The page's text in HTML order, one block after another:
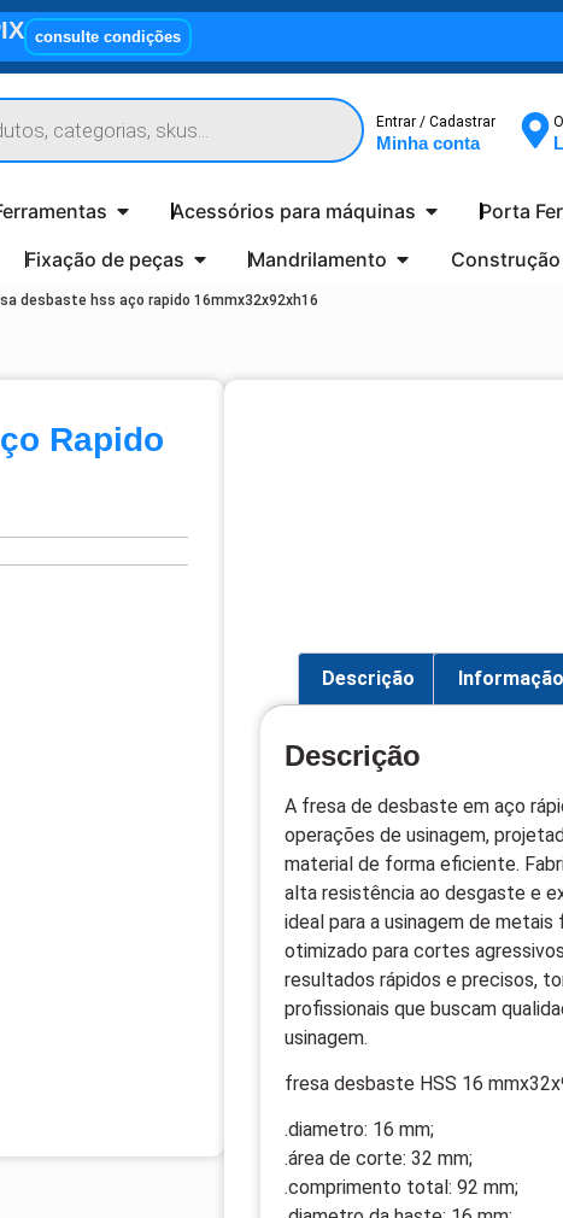
consulte condições
Entrar / Cadastrar
Minha conta
Acessórios para máquinas Porta
Fixação de peças
Mandrilamento Construção
desbaste hss aço rapido 16mmx32x92xh16
Rapido
Descrição
Descrição
A fresa de desbaste em aço
operações de usinagem,
material de forma eficiente.
alta resistência ao desgaste e
ideal para a usinagem de
otimizado para cortes
resultados rápidos e precisos,
profissionais que buscam
usinagem.
fresa desbaste HSS 16
.diametro: 16 mm;
.área de corte: 32 mm;
.comprimento total: 92 mm;